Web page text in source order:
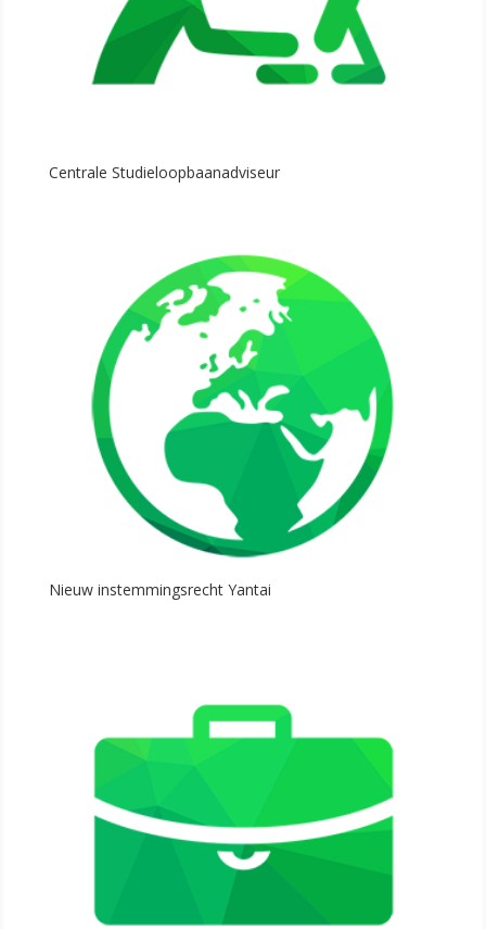
Centrale Studieloopbaanadviseur
Nieuw instemmingsrecht Yantai